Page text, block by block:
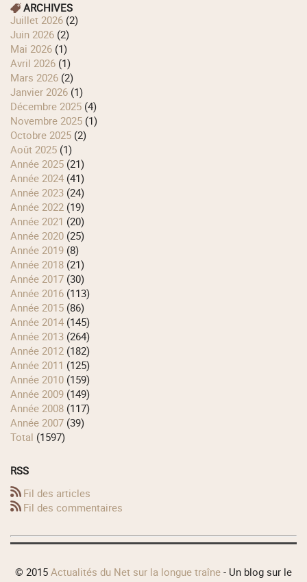
ARCHIVES
juillet 2026 (2)
juin 2026 (2)
mai 2026 (1)
avril 2026 (1)
mars 2026 (2)
janvier 2026 (1)
décembre 2025 (4)
novembre 2025 (1)
octobre 2025 (2)
août 2025 (1)
année 2025 (21)
année 2024 (41)
année 2023 (24)
année 2022 (19)
année 2021 (20)
année 2020 (25)
année 2019 (8)
année 2018 (21)
année 2017 (30)
année 2016 (113)
année 2015 (86)
année 2014 (145)
année 2013 (264)
année 2012 (182)
année 2011 (125)
année 2010 (159)
année 2009 (149)
année 2008 (117)
année 2007 (39)
total (1597)
RSS
Fil des articles
Fil des commentaires
© 2015 Actualités du Net sur la longue traîne - Un blog sur le